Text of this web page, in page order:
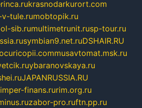
krasnodarkurort.com
tule.rumobtopik.ru
sib.rumultimetrunit.rusp-tour.ru
symbian9.net.ruDSHAIR.RU
musavtomat.msk.ru
ybaranovskaya.ru
JAPANRUSSIA.RU
imper-finans.rurim.org.ru
zabor-pro.ruftn.pp.ru